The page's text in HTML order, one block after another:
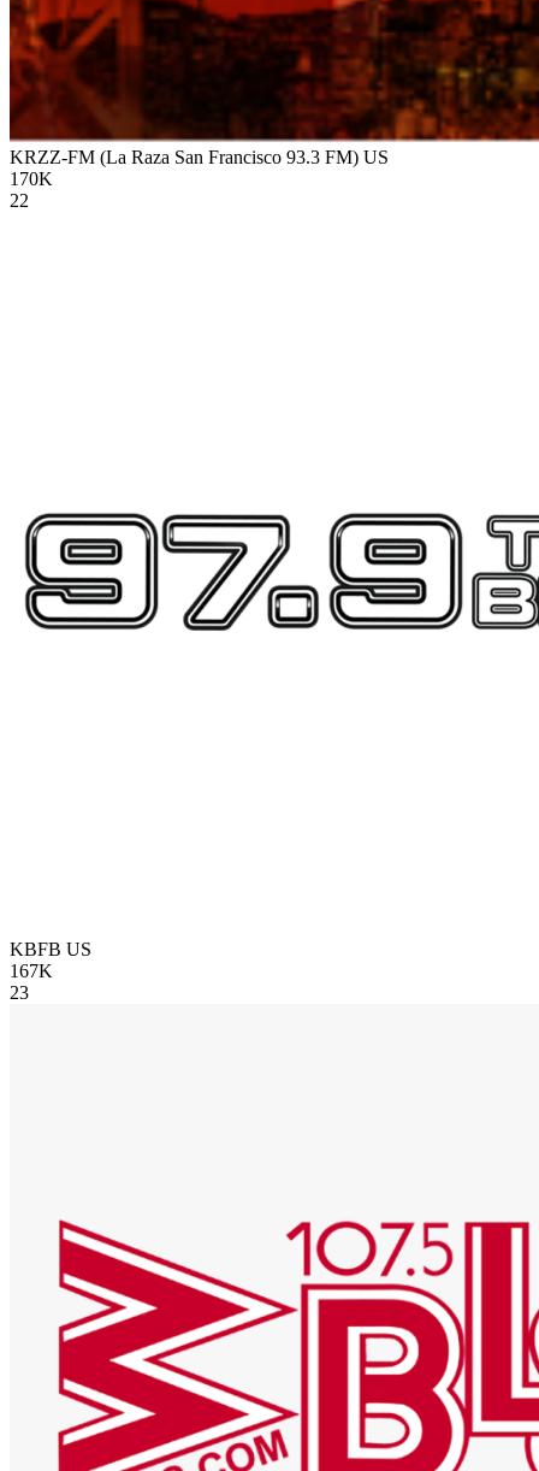
KRZZ-FM (La Raza San Francisco 93.3 FM) US
170K
22
KBFB US
167K
23